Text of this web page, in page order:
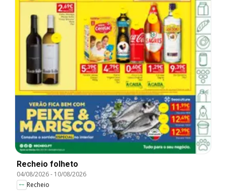
Recheio folheto
04/08/2026- 10/08/2026
Recheio